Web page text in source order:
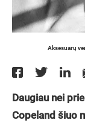
Aksesuarų
Daugiau nei
Copeland šiuo